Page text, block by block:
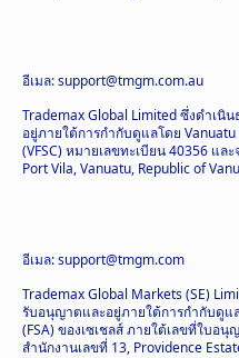
อีเมล: support@tmgm.com.au
Trademax Global Limited ซึ่งดำเนิ
อยู่ภายใต้การกำกับดูแลโดย
(VFSC) หมายเลขทะเบียน 40356 แล
Port Vila, Vanuatu, Republic of
อีเมล: support@tmgm.com
Trademax Global Markets (SE)
รับอนุญาตและอยู่ภายใต้การกำกับดูแ
(FSA) ของเซเชลส์ ภายใต้เลขที่ใบอ
สำนักงานเลขที่ 13, Providence